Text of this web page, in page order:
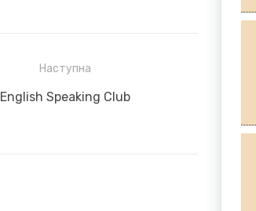
Наступна
Next
English Speaking Club